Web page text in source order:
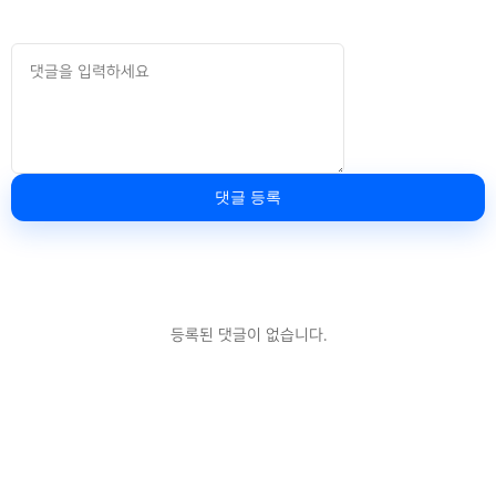
댓글 등록
등록된 댓글이 없습니다.